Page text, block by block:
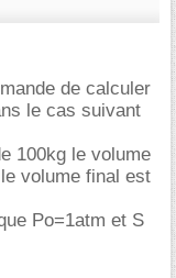
de calculer
le cas suivant
100kg le volume
volume final est
Po=1atm et S